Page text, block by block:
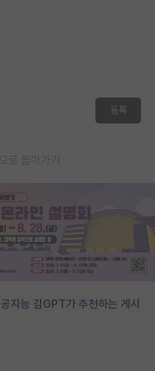
등록
로 돌아가기
지능 김GPT가 추천하는 게시